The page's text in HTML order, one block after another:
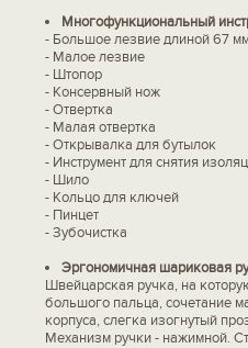
Многофункциональный
- Большое лезвие длиной 67
- Малое лезвие
- Штопор
- Консервный нож
- Отвертка
- Малая отвертка
- Открывалка для бутылок
- Инструмент для снятия
- Шило
- Кольцо для ключей
- Пинцет
- Зубочистка
Эргономичная шариковая
Швейцарская ручка, на
большого пальца, сочетание
корпуса, слегка изогнутый
Механизм ручки - нажимной.